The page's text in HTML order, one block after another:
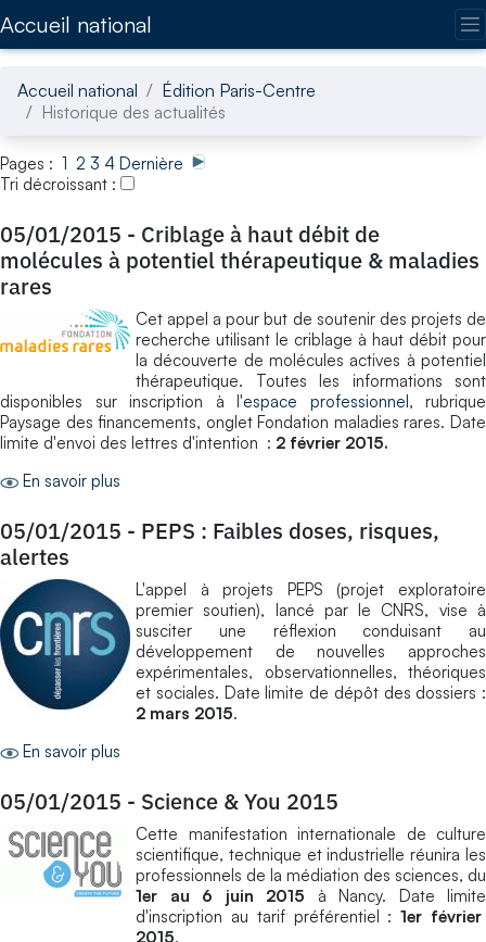
Accueil national
Accueil national
Édition Paris-Centre
Historique des actualités
Pages : 1 2 3 4 Dernière
Tri décroissant :
05/01/2015 - Criblage à haut débit de
molécules à potentiel thérapeutique & maladies
rares
Cet appel a pour but de soutenir des projets de
recherche utilisant le criblage à haut débit pour
la découverte de molécules actives à potentiel
thérapeutique. Toutes les informations sont
disponibles sur inscription à l'espace professionnel, rubrique
Paysage des financements, onglet Fondation maladies rares. Date
limite d'envoi des lettres d'intention : 2 février 2015.
En savoir plus
05/01/2015 - PEPS : Faibles doses, risques,
alertes
L'appel à projets PEPS (projet exploratoire
premier soutien), lancé par le CNRS, vise à
susciter une réflexion conduisant au
développement de nouvelles approches
expérimentales, observationnelles, théoriques
et sociales. Date limite de dépôt des dossiers :
2 mars 2015.
En savoir plus
05/01/2015 - Science & You 2015
Cette manifestation internationale de culture
scientifique, technique et industrielle réunira les
professionnels de la médiation des sciences, du
1er au 6 juin 2015 à Nancy. Date limite
d'inscription au tarif préférentiel :1er février
2015.